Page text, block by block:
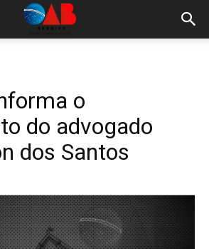
o
do advogado
dos Santos